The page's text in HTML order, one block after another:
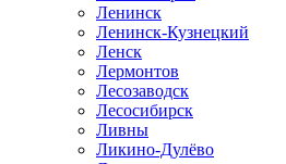
Ленинск
Ленинск-Кузнецкий
Ленск
Лермонтов
Лесозаводск
Лесосибирск
Ливны
Ликино-Дулёво